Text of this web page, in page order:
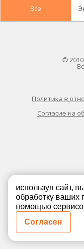
Все
©
Политика в
Согласие на
используя сайт,
обработку ваших
помощью
Согласен